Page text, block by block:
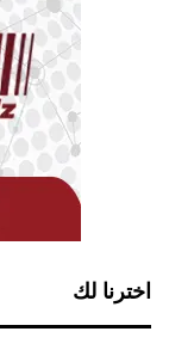
اخترنا لك